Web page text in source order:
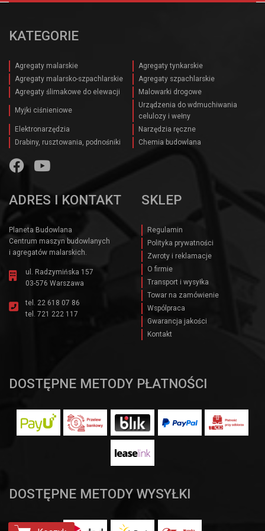
KATEGORIE
Agregaty malarskie
Agregaty tynkarskie
Agregaty malarsko-szpachlarskie
Agregaty szpachlarskie
Agregaty ślimakowe do elewacji
Malowarki drogowe
Myjki ciśnieniowe
Urządzenia do wdmuchiwania
celulozy i wełny
Elektronarzędzia
Narzędzia ręczne
Drabiny, rusztowania, podnośniki
Chemia budowlana
ADRES I KONTAKT
Planeta Budowlana
Centrum maszyn budowlanych
i agregatów malarskich.
ul. Radzymińska 157
03-576 Warszawa
tel. 22 618 07 86
tel. 721 222 117
SKLEP
Regulamin
Polityka prywatności
Zwroty i reklamacje
O firmie
Transport i wysyłka
Towar na zamówienie
Wspólpraca
Gwarancja jakości
Kontakt
DOSTĘPNE METODY PŁATNOŚCI
DOSTĘPNE METODY WYSYŁKI